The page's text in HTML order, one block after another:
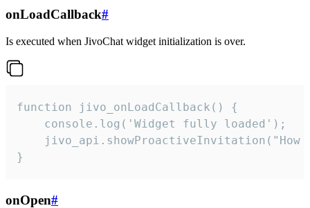
onLoadCallback#
Is executed when JivoChat widget initialization is over.
function jivo_onLoadCallback() {
    console.log('Widget fully loaded');
jivo_api.showProactiveInvitation("How
}
onOpen#